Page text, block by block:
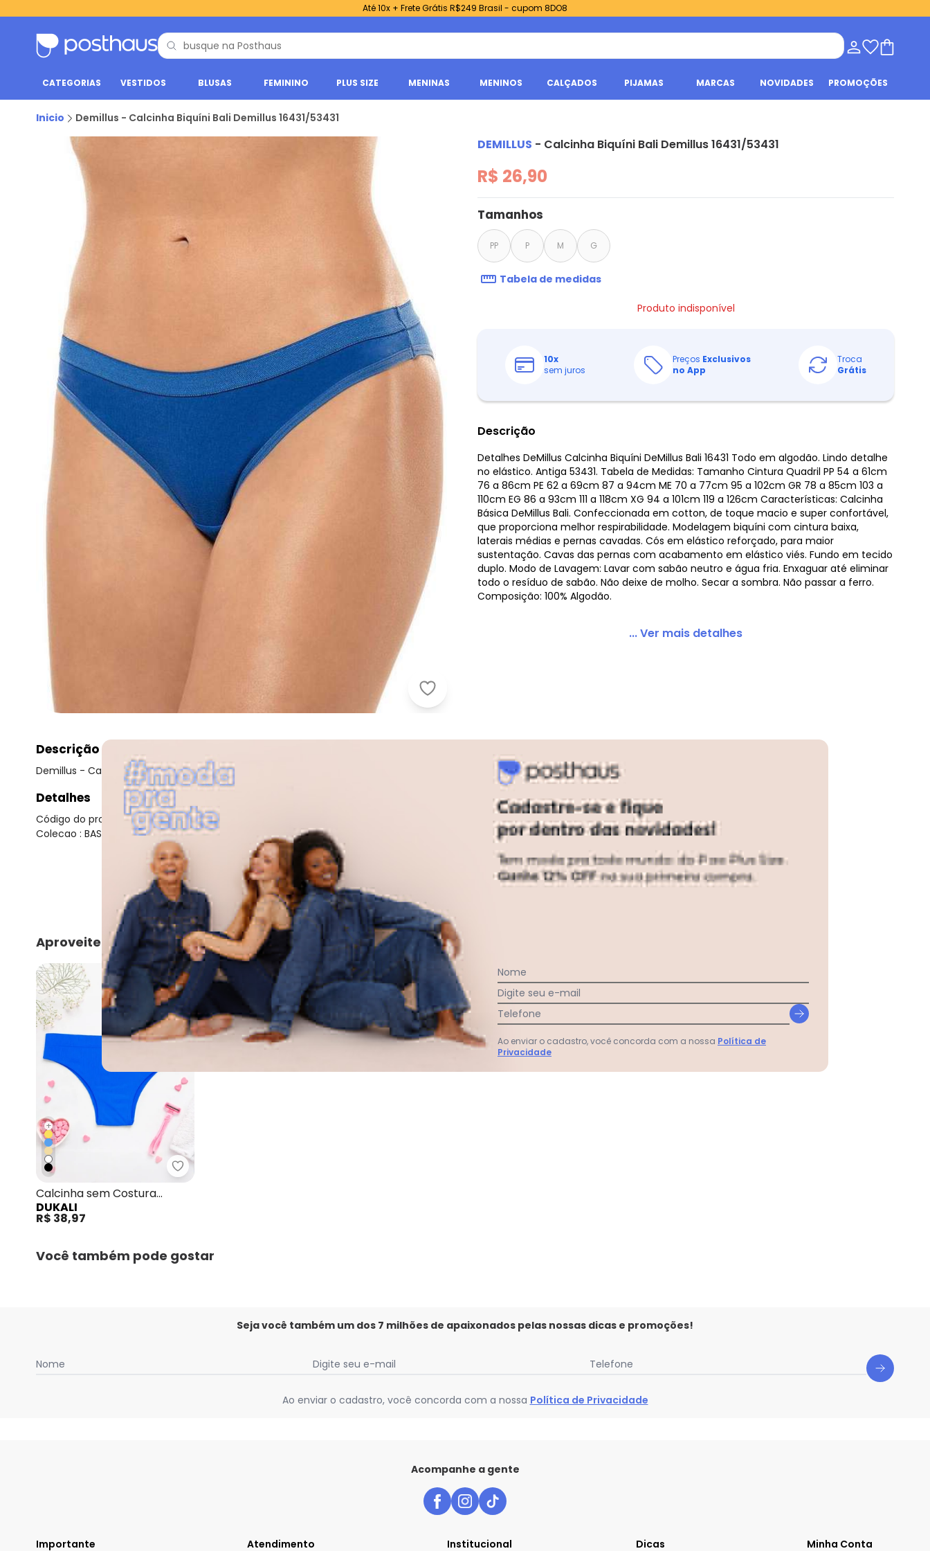
Até 10x + Frete Grátis R$249 Brasil - cupom 8DO8
CATEGORIAS VESTIDOS BLUSAS FEMININO PLUS SIZE MENINAS MENINOS CALÇADOS PIJAMAS MARCAS NOVIDADES PROMOÇÕES
Inicio Demillus - Calcinha Biquíni Bali Demillus 16431/53431
Demillus - Calcinha Biquíni Bali Demillus 16431/53431
DEMILLUS - Calcinha Biquíni Bali Demillus 16431/53431
R$ 26,90
Tamanhos
PP P M G
Tabela de medidas
Produto indisponível
10x
sem juros
Preços Exclusivos
no App
Troca
Grátis
Descrição
Detalhes DeMillus Calcinha Biquíni DeMillus Bali 16431 Todo em algodão. Lindo detalhe
no elástico. Antiga 53431. Tabela de Medidas: Tamanho Cintura Quadril PP 54 a 61cm
76 a 86cm PE 62 a 69cm 87 a 94cm ME 70 a 77cm 95 a 102cm GR 78 a 85cm 103 a
110cm EG 86 a 93cm 111 a 118cm XG 94 a 101cm 119 a 126cm Características: Calcinha
Básica DeMillus Bali. Confeccionada em cotton, de toque macio e super confortável,
que proporciona melhor respirabilidade. Modelagem biquíni com cintura baixa,
laterais médias e pernas cavadas. Cós em elástico reforçado, para maior
sustentação. Cavas das pernas com acabamento em elástico viés. Fundo em tecido
duplo. Modo de Lavagem: Lavar com sabão neutro e água fria. Enxaguar até eliminar
todo o resíduo de sabão. Não deixe de molho. Secar a sombra. Não passar a ferro.
Composição: 100% Algodão.
... Ver mais detalhes
Descrição
Demillus - Calcinha Biquíni Bali Demillus 16431/53431
Detalhes
Código do produto: 22965782
Colecao : BASICO TODO DIA
Faça a primeira avaliação
Aproveite e compre junto
NEW
+
Dukali - Calcinha sem Costura Cintura Alta Tanga Azul
Calcinha sem Costura
Cintura Alta Tanga Azul
DUKALI
R$ 38,97
Você também pode gostar
Seja você também um dos 7 milhões de apaixonados pelas nossas dicas e promoções!
Nome Digite seu e-mail Telefone
Ao enviar o cadastro, você concorda com a nossa Política de Privacidade
Acompanhe a gente
Importante Atendimento Institucional Dicas Minha Conta
Nome
Digite seu e-mail
Telefone
Ao enviar o cadastro, você concorda com a nossa Política de
Privacidade